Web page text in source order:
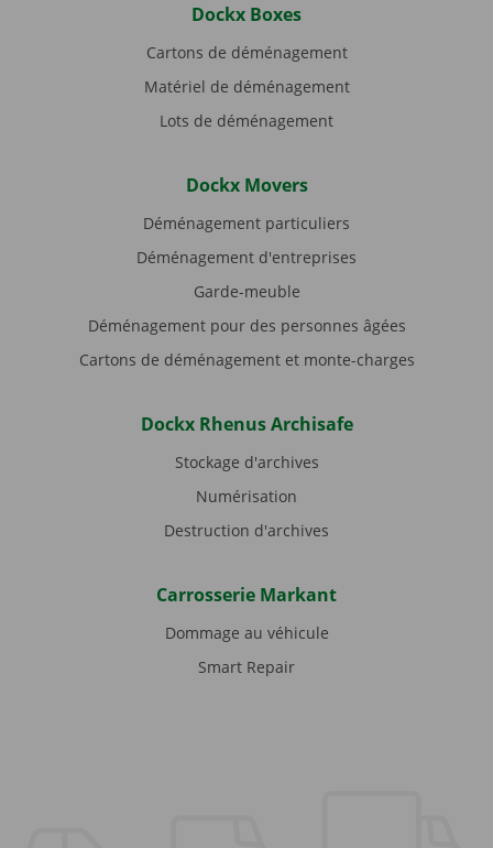
Dockx Boxes
Cartons de déménagement
Matériel de déménagement
Lots de déménagement
Dockx Movers
Déménagement particuliers
Déménagement d'entreprises
Garde-meuble
Déménagement pour des personnes âgées
Cartons de déménagement et monte-charges
Dockx Rhenus Archisafe
Stockage d'archives
Numérisation
Destruction d'archives
Carrosserie Markant
Dommage au véhicule
Smart Repair